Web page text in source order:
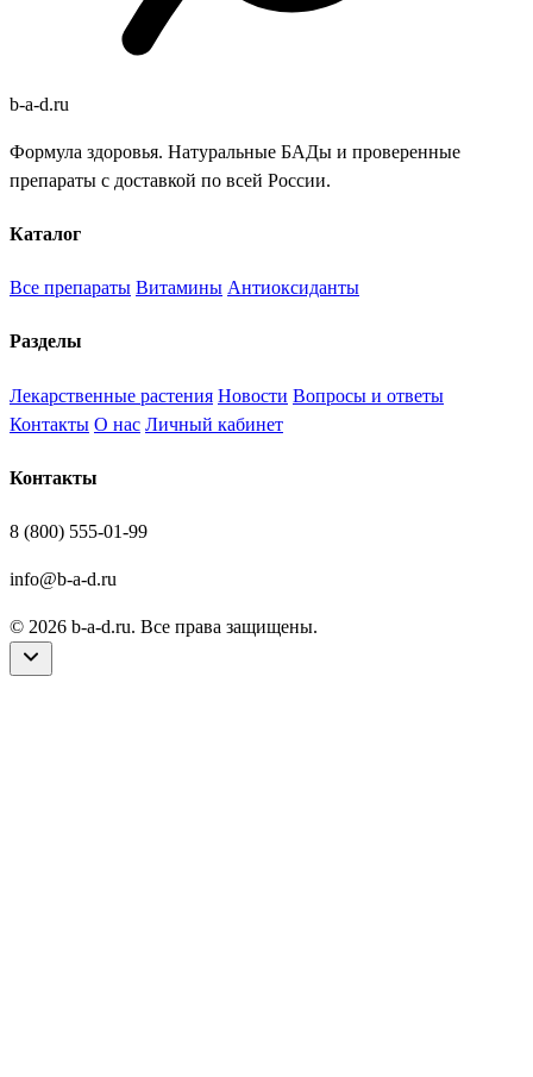
b-a-d.ru
Формула здоровья. Натуральные БАДы и проверенные
препараты с доставкой по всей России.
Каталог
Все препараты Витамины Антиоксиданты
Разделы
Лекарственные растения Новости Вопросы и ответы
Контакты О нас Личный кабинет
Контакты
8 (800) 555-01-99
info@b-a-d.ru
© 2026 b-a-d.ru. Все права защищены.